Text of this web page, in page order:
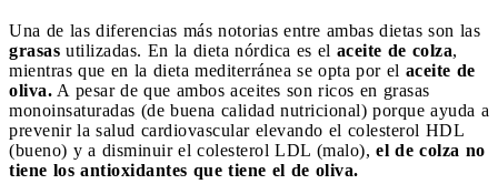
Una de las diferencias más notorias entre ambas dietas son las
grasas utilizadas. En la dieta nórdica es el aceite de colza,
mientras que en la dieta mediterránea se opta por el aceite de
oliva. A pesar de que ambos aceites son ricos en grasas
monoinsaturadas (de buena calidad nutricional) porque ayuda a
prevenir la salud cardiovascular elevando el colesterol HDL
(bueno) y a disminuir el colesterol LDL (malo), el de colza no
tiene los antioxidantes que tiene el de oliva.